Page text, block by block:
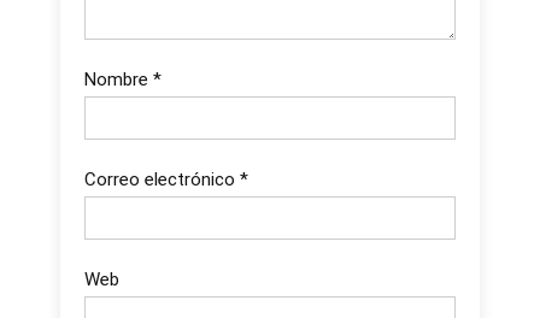
Nombre *
Correo electrónico *
Web